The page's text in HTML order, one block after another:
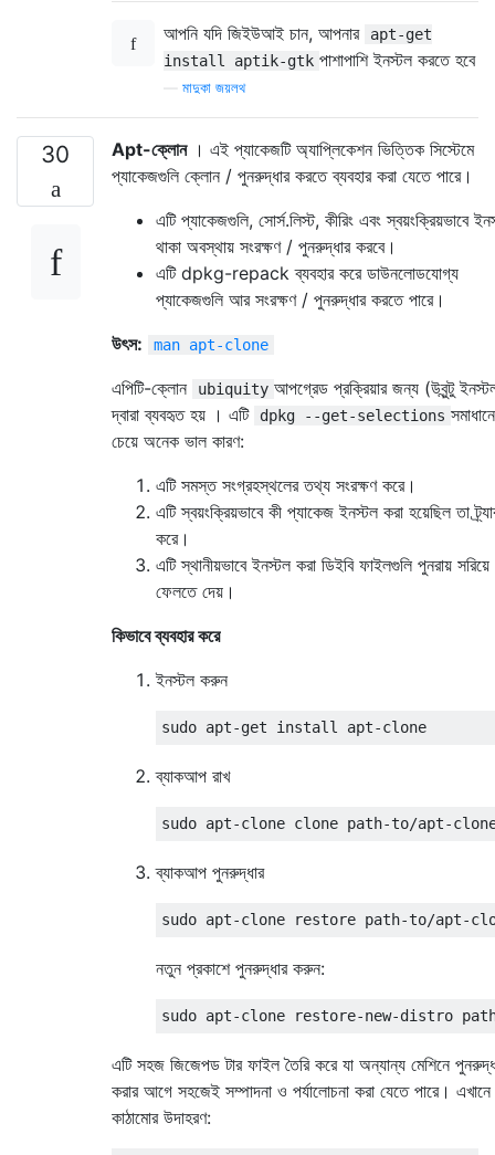
আপনি যদি জিইউআই চান, আপনার
apt-get
install aptik-gtk পাশাপাশি ইনস্টল করতে হবে
মাদুকা জয়লথ
30 Apt-ক্লোন। এই প্যাকেজটি অ্যাপ্লিকেশন ভিত্তিক সিস্টেমে
প্যাকেজগুলি ক্লোন / পুনরুদ্ধার করতে ব্যবহার করা যেতে পারে।
এটি প্যাকেজগুলি, সোর্স.লিস্ট, কীরিং এবং স্বয়ংক্রিয়ভাবে
থাকা অবস্থায় সংরক্ষণ / পুনরুদ্ধার করবে।
এটি dpkg-repack ব্যবহার করে ডাউনলোডযোগ্য
প্যাকেজগুলি আর সংরক্ষণ / পুনরুদ্ধার করতে পারে।
উৎস:
man apt-clone
এপিটি-ক্লোন ubiquity আপগ্রেড প্রক্রিয়ার জন্য (উবুন্টু
দ্বারা ব্যবহৃত হয় । এটি
dpkg --get-selections
চেয়ে অনেক ভাল কারণ:
এটি সমস্ত সংগ্রহস্থলের তথ্য সংরক্ষণ করে।
এটি স্বয়ংক্রিয়ভাবে কী প্যাকেজ ইনস্টল করা হয়েছিল তা
করে।
এটি স্থানীয়ভাবে ইনস্টল করা ডিইবি ফাইলগুলি পুনরায় সরিয়ে
ফেলতে দেয়।
কিভাবে ব্যবহার করে
ইনস্টল করুন
ব্যাকআপ রাখ
ব্যাকআপ পুনরুদ্ধার
নতুন প্রকাশে পুনরুদ্ধার করুন:
এটি সহজ জিজেপড টার ফাইল তৈরি করে যা অন্যান্য মেশিনে
করার আগে সহজেই সম্পাদনা ও পর্যালোচনা করা যেতে পারে।
কাঠামোর উদাহরণ: